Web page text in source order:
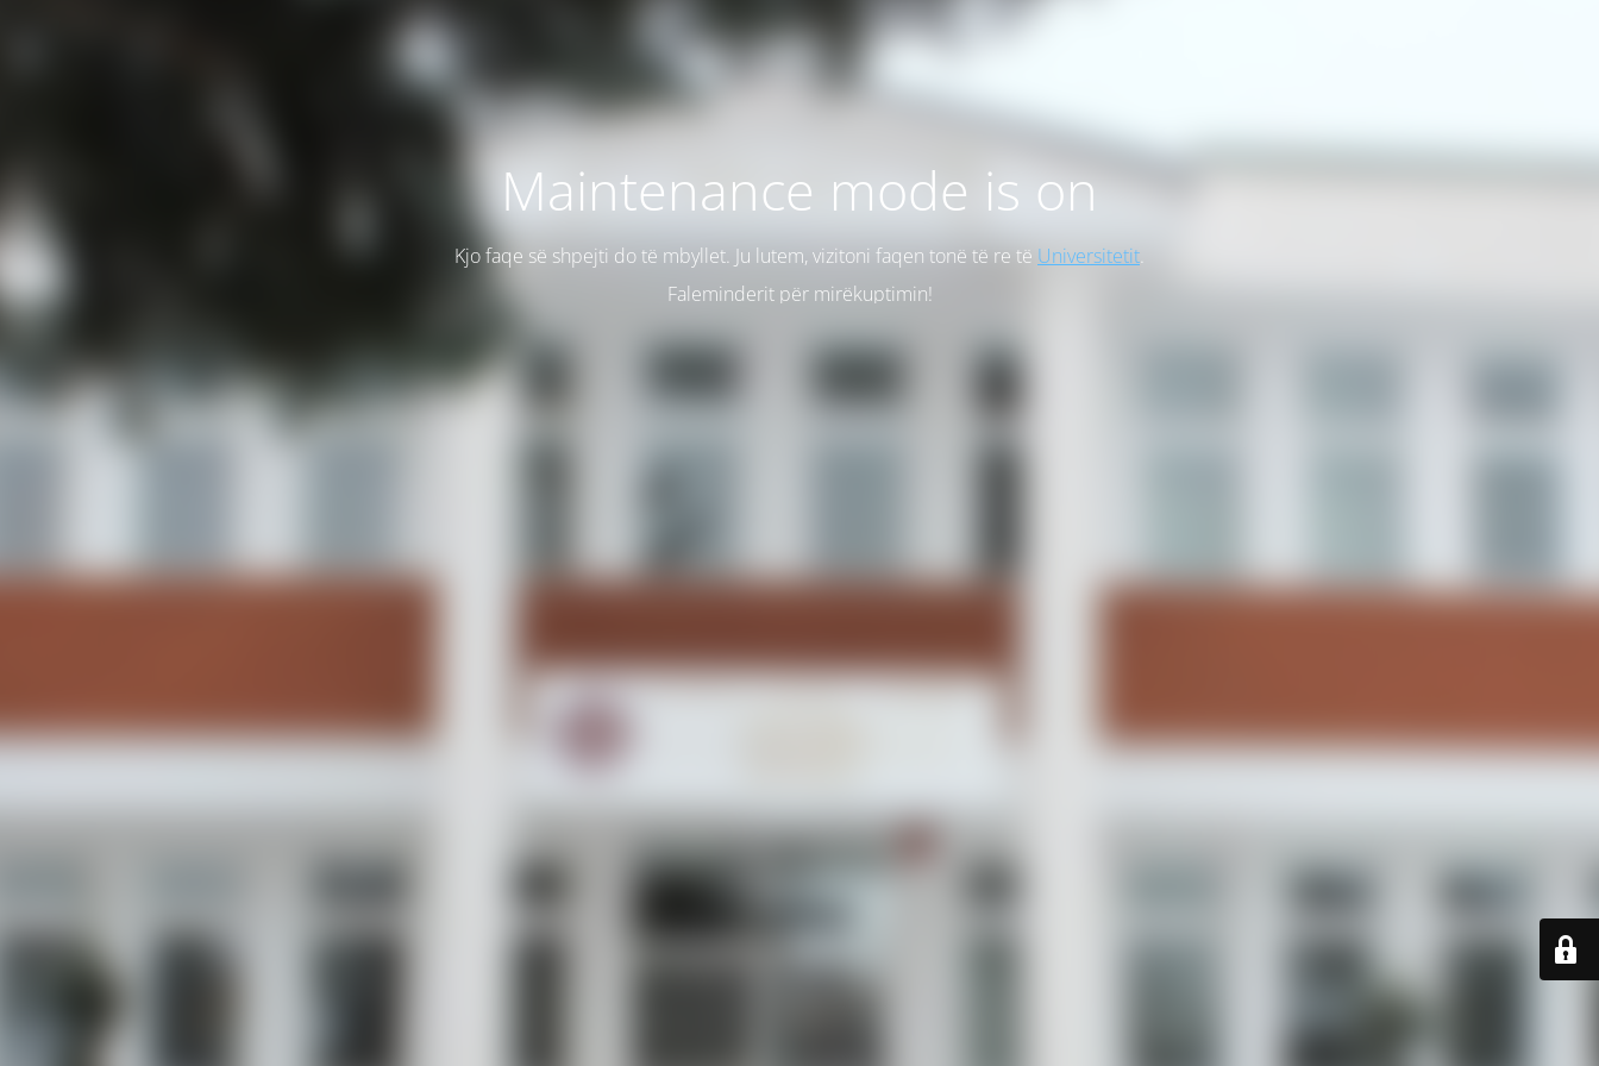
Maintenance mode is on
Kjo faqe së shpejti do të mbyllet. Ju lutem, vizitoni faqen tonë të re të Universitetit.
Faleminderit për mirëkuptimin!